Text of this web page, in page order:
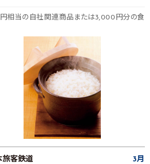
相当の自社関連商品または3,000円分の食
旅客鉄道 3月